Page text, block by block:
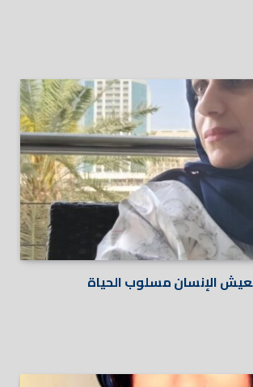
الإنسان مسلوب الحياة